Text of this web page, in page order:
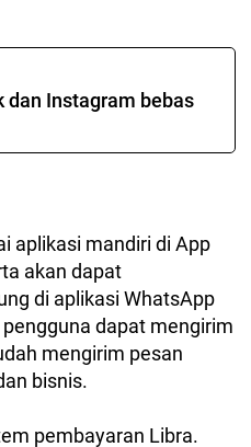
dan Instagram bebas
aplikasi mandiri di App
akan dapat
di aplikasi WhatsApp
dapat mengirim
mengirim pesan
bisnis.
pembayaran Libra.